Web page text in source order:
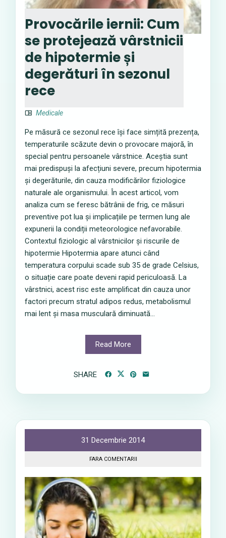
Provocările iernii: Cum
se protejează vârstnicii
de hipotermie și
degerături în sezonul
rece
Medicale
Pe măsură ce sezonul rece își face simțită prezența,
temperaturile scăzute devin o provocare majoră, în
special pentru persoanele vârstnice. Aceștia sunt
mai predispuși la afecțiuni severe, precum hipotermia
și degerăturile, din cauza modificărilor fiziologice
naturale ale organismului. În acest articol, vom
analiza cum se feresc bătrânii de frig, ce măsuri
preventive pot lua și implicațiile pe termen lung ale
expunerii la condiții meteorologice nefavorabile.
Contextul fiziologic al vârstnicilor și riscurile de
hipotermie Hipotermia apare atunci când
temperatura corpului scade sub 35 de grade Celsius,
o situație care poate deveni rapid periculoasă. La
vârstnici, acest risc este amplificat din cauza unor
factori precum stratul adipos redus, metabolismul
mai lent și masa musculară diminuată...
Read More
SHARE
31 Decembrie 2014
FARA COMENTARII